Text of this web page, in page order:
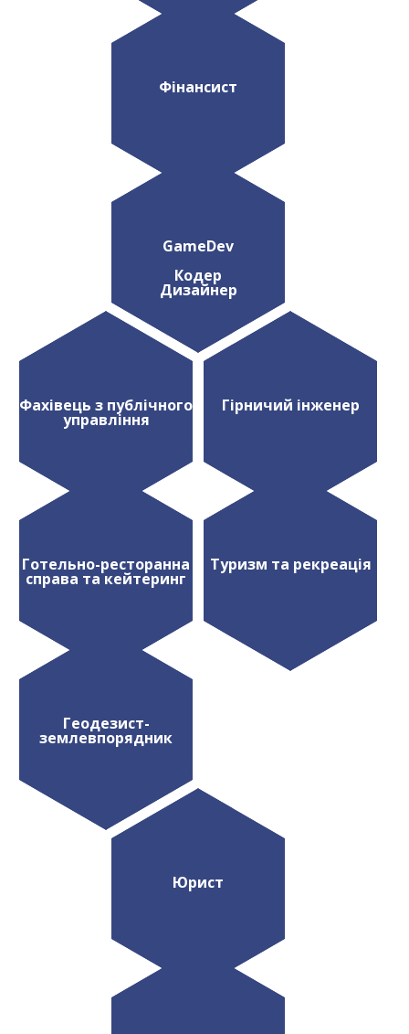
Фінансист
GameDev
Кодер
Дизайнер
Фахівець з публічного
управління
Гірничий інженер
Готельно-ресторанна
справа та кейтеринг
Туризм та рекреація
Геодезист-
землевпорядник
Юрист